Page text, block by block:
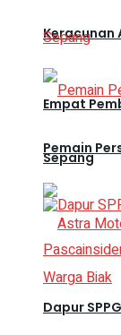
Keracunan
Pemain
Dapur
Empat
Sepang